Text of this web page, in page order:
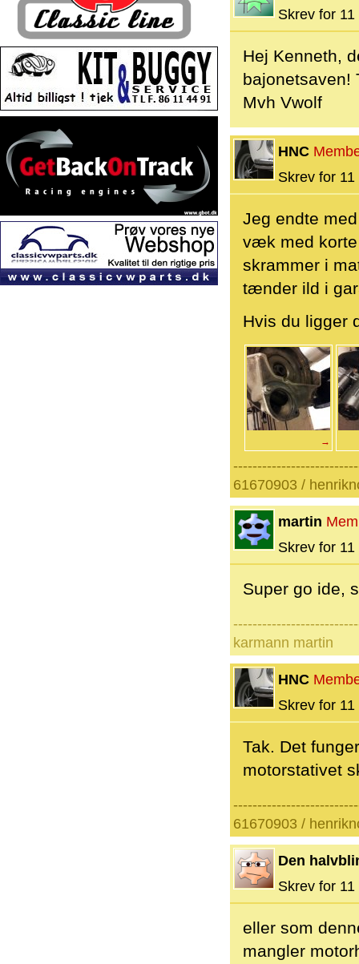
Skrev for
Hej Kenneth,
bajonetsaven!
Mvh Vwolf
HNC
Skrev for
Jeg endte
væk med korte
skrammer i
tænder ild i
Hvis du ligger
→
61670903 /
martin
Skrev for
Super go ide,
karmann martin
HNC
Skrev for
Tak. Det
motorstativet
61670903 /
Den
Skrev for
eller som
mangler